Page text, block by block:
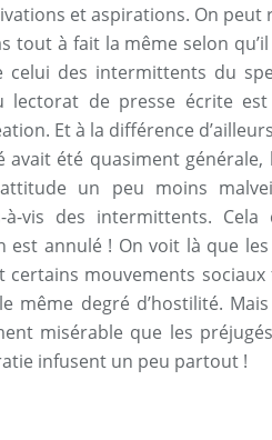
et aspirations. On peut
tout à fait la même selon
celui des intermittents du
lectorat de presse écrite
Et à la différence
avait été quasiment
un peu moins
à-vis des intermittents.
est annulé ! On voit là que
certains mouvements
même degré d’hostilité.
misérable que les
infusent un peu partout !